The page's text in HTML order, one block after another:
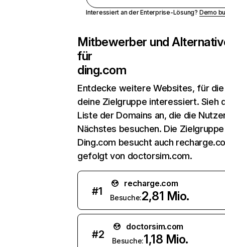
Interessiert an der Enterprise-Lösung? Demo
Mitbewerber und
für
ding.com
Entdecke weitere Websites, für
deine Zielgruppe interessiert. Sieh
Liste der Domains an, die die
Nächstes besuchen. Die
Ding.com besucht auch
gefolgt von doctorsim.com.
#1
recharge.com
Besuche:2,81 Mio.
#2
doctorsim.com
Besuche:1,18 Mio.